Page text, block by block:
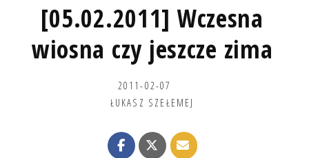
[05.02.2011] Wczesna
wiosna czy jeszcze zima
2011-02-07
ŁUKASZ SZEŁEMEJ